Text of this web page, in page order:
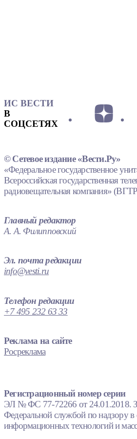
ИС ВЕСТИ
В
СОЦСЕТЯХ
© Сетевое издание «Вести.Ру»
«Федеральное государственное
Всероссийская государственная
радиовещательная компания»
Главный редактор
А. А. Филипповский
Эл. почта редакции
info@vesti.ru
Телефон редакции
+7 495 232 63 33
Реклама на сайте
Росреклама
Регистрационный номер серии
ЭЛ № ФС 77-72266 от 24.01.2018.
Федеральной службой по надзору в
информационных технологий и